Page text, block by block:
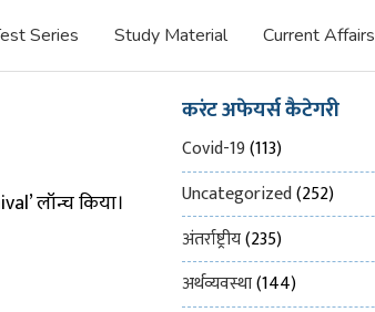
Series Study Material Current Affairs
लॉन्च किया।
करंट अफेयर्स कैटेगरी
Covid-19(113)
Uncategorized(252)
अंतर्राष्ट्रीय(235)
अर्थव्यवस्था(144)